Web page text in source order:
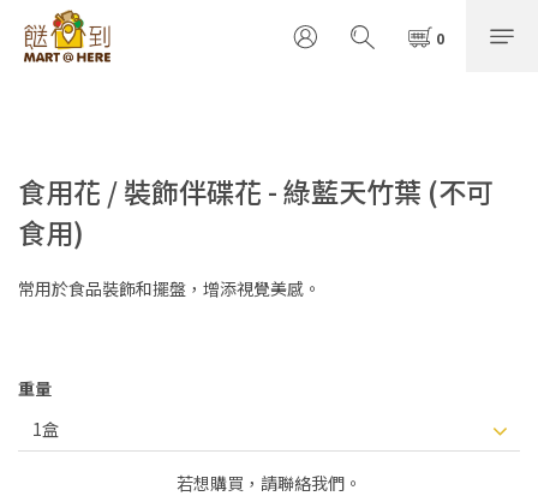
食用花 / 裝飾伴碟花 - 綠藍天竹葉 (不可
食用)
常用於食品裝飾和擺盤，增添視覺美感。
重量
若想購買，請聯絡我們。